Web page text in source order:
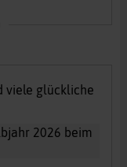
viele glückliche
2026 beim